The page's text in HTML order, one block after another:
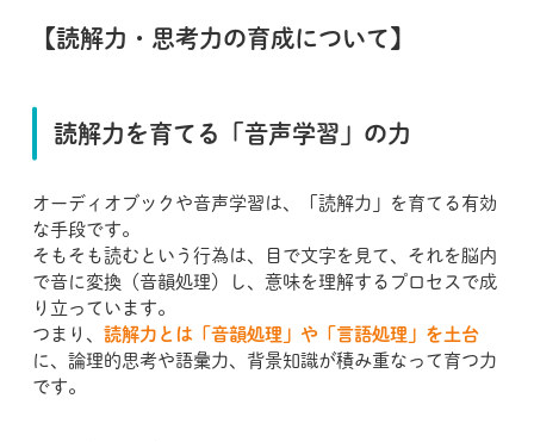
【読解力・思考力の育成について】
読解力を育てる「音声学習」の力
オーディオブックや音声学習は、「読解力」を育てる有効
な手段です。
そもそも読むという行為は、目で文字を見て、それを脳内
で音に変換（音韻処理）し、意味を理解するプロセスで成
り立っています。
つまり、 読解力とは「音韻処理」や「言語処理」を土台
に、論理的思考や語彙力、背景知識が積み重なって育つ力
です。